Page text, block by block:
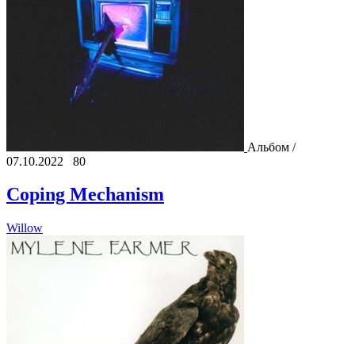
Альбом /
07.10.2022
80
Coping Mechanism
Willow